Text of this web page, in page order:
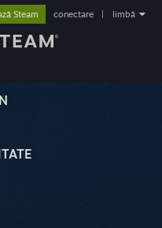
Steam conectare limbă